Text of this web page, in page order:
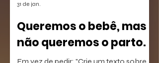
Queremos o bebê, mas
não queremos o parto.
31 de jan.